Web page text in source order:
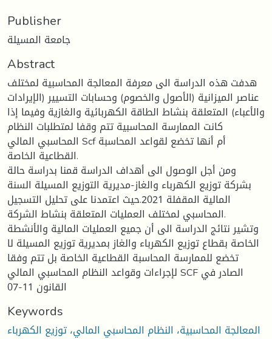
Publisher
جامعة المسيلة
Abstract
هدفت هذه الدراسة الى معرفة المعالجة المحاسبية لمختلف
عناصر الميزانية (الأصول والخصوم) وحسابات التسيير (الإيرادات
والأعباء) المتعلقة بنشاط الطاقة الكهربائية والغازية وفيما إذا
كانت الممارسة المحاسبية تتم وقفا لمتطلبات النظام
المحاسبي المالي Scf أم أنها تخضع لقواعد المحاسبة
القطاعية الخاصة.
ومن أجل الوصول الى أهداف الدراسة قمنا بدراسة حالة
بشركة توزيع الكهرباء والغاز-مديرية التوزيع المسيلة السنة
المالية المقفلة 2021.حيث اعتمدنا على تحليل التسجيل
المحاسبي لمختلف العمليات المتعلقة بنشاط الشركة.
وتشير نتائج الدراسة الى أن جميع العمليات المالية والأنشطة
الخاصة بقطاع توزيع الكهرباء والغاز بمديرية توزيع المسيلة لا
تخضع للممارسة المحاسبة القطاعية الخاصة بل تتم وفقا
لإجراءات وقواعد النظام المحاسبي المالي SCF الصادر في
القانون 11-07
Keywords
المعالجة المحاسبية، النظام المحاسبي المالي، توزيع الكهرباء